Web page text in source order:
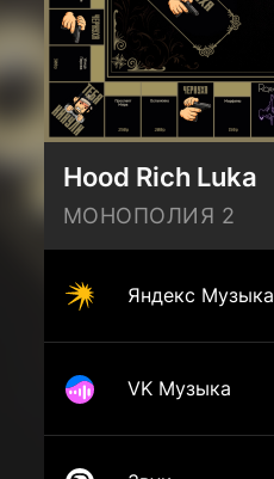
Hood Rich Luka
МОНОПОЛИЯ 2
Яндекс Музыка
VK Музыка